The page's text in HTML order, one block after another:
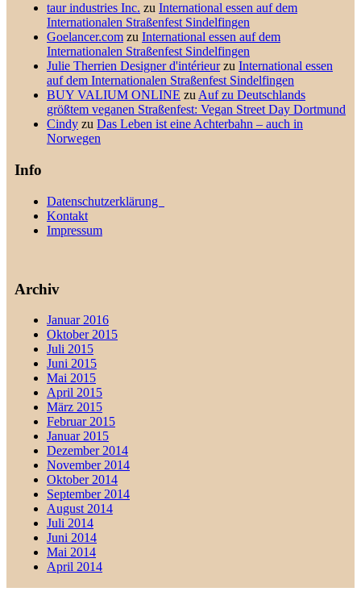
taur industries Inc. zu International essen auf dem
Internationalen Straßenfest Sindelfingen
Goelancer.com zu International essen auf dem
Internationalen Straßenfest Sindelfingen
Julie Therrien Designer d'intérieurzu International essen
auf dem Internationalen Straßenfest Sindelfingen
BUY VALIUM ONLINE zuAuf zu Deutschlands
größtem veganen Straßenfest: Vegan Street Day Dortmund
Cindy zu Das Leben ist eine Achterbahn – auch in
Norwegen
Info
Datenschutzerklärung
Kontakt
Impressum
Archiv
Januar 2016
Oktober 2015
Juli 2015
Juni 2015
Mai 2015
April 2015
März 2015
Februar 2015
Januar 2015
Dezember 2014
November 2014
Oktober 2014
September 2014
August 2014
Juli 2014
Juni 2014
Mai 2014
April 2014